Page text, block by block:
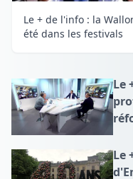
Le + de l'info : la
été dans les festivals
Le
Le